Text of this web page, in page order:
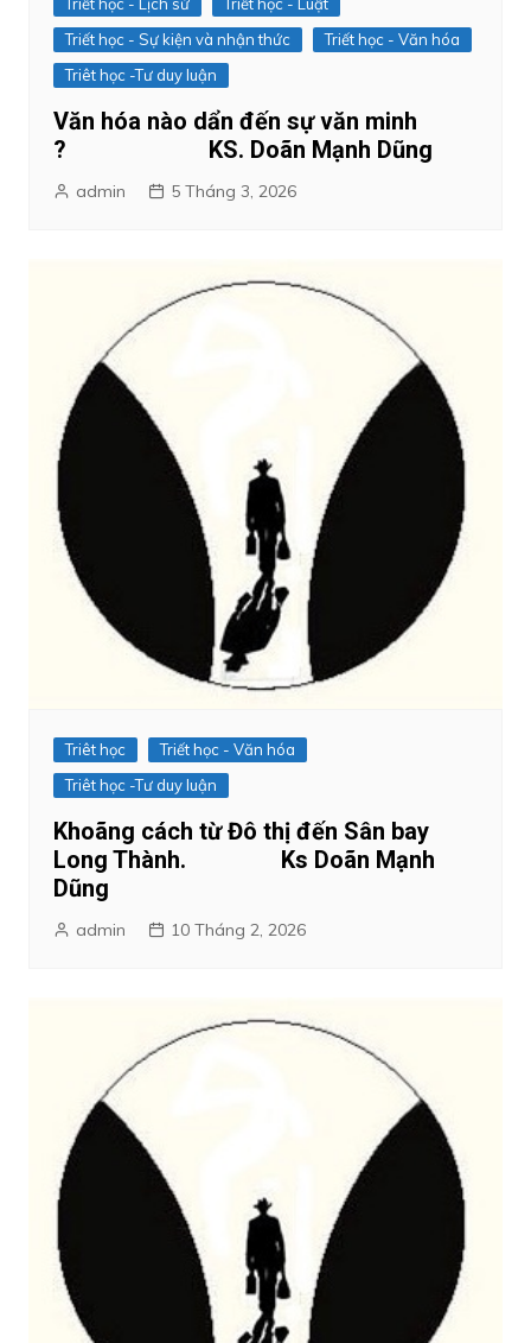
Triết học - Sự kiện và nhận thức
Triết học - Văn hóa
Triêt học -Tư duy luận
Văn hóa nào dẩn đến sự văn minh
? KS. Doãn Mạnh Dũng
admin 5 Tháng 3, 2026
Triêt học
Triết học - Văn hóa
Triêt học -Tư duy luận
Khoãng cách từ Đô thị đến Sân bay
Long Thành. Ks Doãn Mạnh
Dũng
admin 10 Tháng 2, 2026